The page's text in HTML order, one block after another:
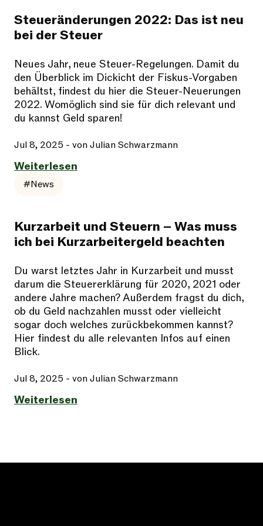
Steueränderungen 2022: Das ist neu
bei der Steuer
Neues Jahr, neue Steuer-Regelungen. Damit du
den Überblick im Dickicht der Fiskus-Vorgaben
behältst, findest du hier die Steuer-Neuerungen
2022. Womöglich sind sie für dich relevant und
du kannst Geld sparen!
Jul 8, 2025 - von Julian Schwarzmann
Weiterlesen
#News
Kurzarbeit und Steuern – Was muss
ich bei Kurzarbeitergeld beachten
Du warst letztes Jahr in Kurzarbeit und musst
darum die Steuererklärung für 2020, 2021 oder
andere Jahre machen? Außerdem fragst du dich,
ob du Geld nachzahlen musst oder vielleicht
sogar doch welches zurückbekommen kannst?
Hier findest du alle relevanten Infos auf einen
Blick.
Jul 8, 2025 - von Julian Schwarzmann
Weiterlesen